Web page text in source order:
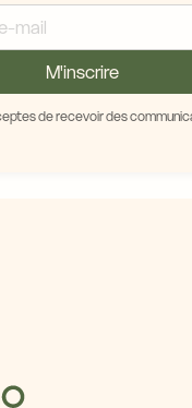
M'inscrire
de recevoir des